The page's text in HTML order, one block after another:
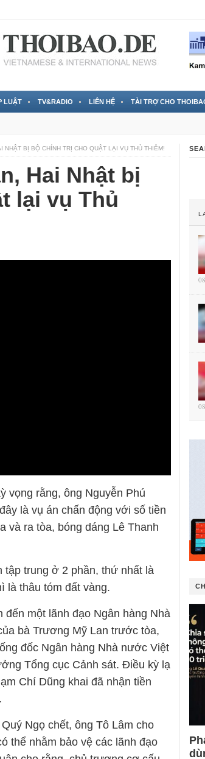
LUẬT TV&RADIO LIÊN HỆ TÀI TRỢ CHO
NHẬT BỊ BỘ CHÍNH TRỊ CHO QUẬT LẠI VỤ THỦ THIÊM!
Hai Nhật bị
lại vụ Thủ
vọng rằng, ông Nguyễn Phú
là vụ án chấn động với số tiền
và ra tòa, bóng dáng Lê Thanh
tập trung ở 2 phần, thứ nhất là
là thâu tóm đất vàng.
đến một lãnh đạo Ngân hàng Nhà
bà Trương Mỹ Lan trước tòa,
đốc Ngân hàng Nhà nước Việt
Tổng cục Cảnh sát. Điều kỳ lạ
Chí Dũng khai đã nhận tiền
Ngọ chết, ông Tô Lâm cho
thể nhằm bảo vệ các lãnh đạo